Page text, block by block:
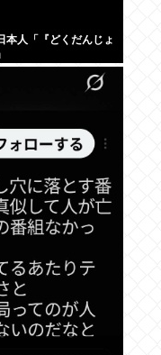
本人「『どくだんじょ